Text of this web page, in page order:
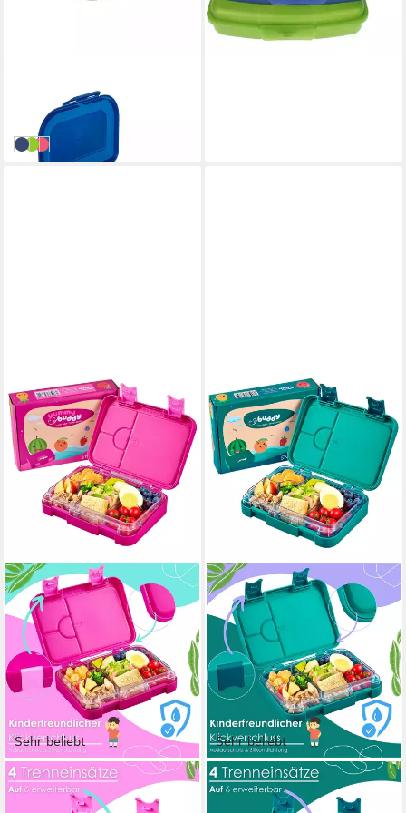
Lunchbox Brotdose blau
16,99 €
in 2-3 Werktagen bei dir
blaulime
pink
Sehr beliebt
ECOSA
Lunchbox EO-8172 yummy
Sehr beliebt
ECOSA
Lunchbox EO-8173 yummy